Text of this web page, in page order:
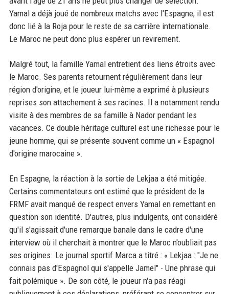
Yamal a déjà joué de nombreux matchs avec l'Espagne, il est
donc lié à la Roja pour le reste de sa carrière internationale.
Le Maroc ne peut donc plus espérer un revirement.
Malgré tout, la famille Yamal entretient des liens étroits avec
le Maroc. Ses parents retournent régulièrement dans leur
région d'origine, et le joueur lui-même a exprimé à plusieurs
reprises son attachement à ses racines. Il a notamment rendu
visite à des membres de sa famille à Nador pendant les
vacances. Ce double héritage culturel est une richesse pour le
jeune homme, qui se présente souvent comme un « Espagnol
d'origine marocaine ».
En Espagne, la réaction à la sortie de Lekjaa a été mitigée.
Certains commentateurs ont estimé que le président de la
FRMF avait manqué de respect envers Yamal en remettant en
question son identité. D'autres, plus indulgents, ont considéré
qu'il s'agissait d'une remarque banale dans le cadre d'une
interview où il cherchait à montrer que le Maroc n'oubliait pas
ses origines. Le journal sportif Marca a titré : « Lekjaa : "Je ne
connais pas d'Espagnol qui s'appelle Jamel" - Une phrase qui
fait polémique ». De son côté, le joueur n'a pas réagi